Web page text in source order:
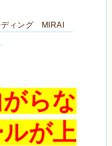
ディング MIRAI
らな
が上